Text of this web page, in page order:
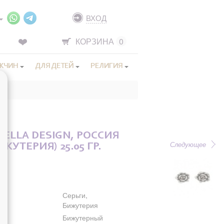
ВХОД
КОРЗИНА 0
ДЛЯ ДЕТЕЙ РЕЛИГИЯ
Следующее
DESIGN, РОССИЯ
25.05 ГР.
Серьги,
Бижутерия
Бижутерный